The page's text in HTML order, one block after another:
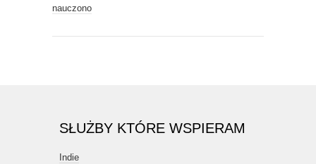
nauczono
SŁUŻBY KTÓRE WSPIERAM
Indie